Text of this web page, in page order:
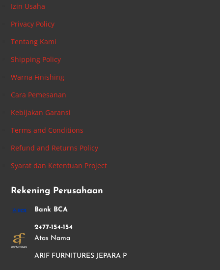
Izin Usaha
Privacy Policy
Tentang Kami
Shipping Policy
Warna Finishing
Cara Pemesanan
Kebijakan Garansi
Terms and Conditions
Refund and Returns Policy
Syarat dan Ketentuan Project
Rekening Perusahaan
Bank BCA
2477-154-154
Atas Nama
ARIF FURNITURES JEPARA P